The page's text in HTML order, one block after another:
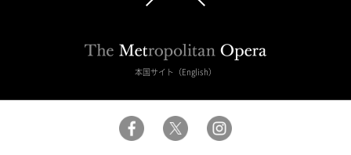
本国サイト（English）